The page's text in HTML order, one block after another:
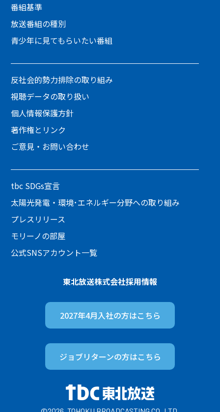
番組基準
放送番組の種別
青少年に見てもらいたい番組
反社会的勢力排除の取り組み
視聴データの取り扱い
個人情報保護方針
著作権とリンク
ご意見・お問い合わせ
tbc SDGs宣言
太陽光発電・環境･エネルギー分野への取り組み
プレスリリース
モリーノの部屋
公式SNSアカウント一覧
東北放送株式会社採用情報
2027年4月入社の方はこちら
ジョブリターンの方はこちら